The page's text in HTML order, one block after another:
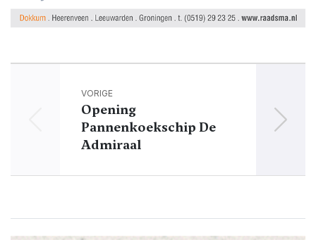
VORIGE
Opening
Pannenkoekschip De
Admiraal